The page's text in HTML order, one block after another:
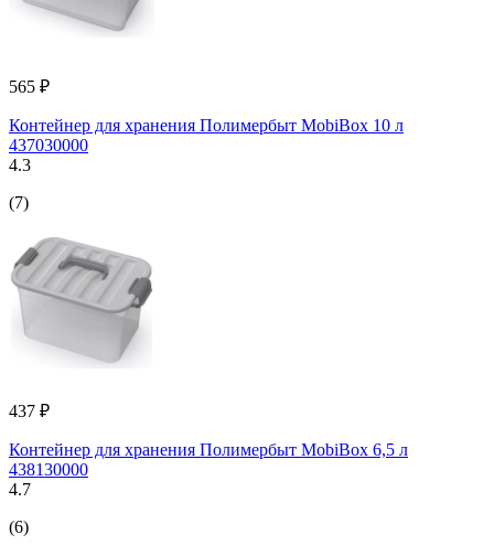
565 ₽
Контейнер для хранения Полимербыт MobiBox 10 л
437030000
4.3
(7)
437 ₽
Контейнер для хранения Полимербыт MobiBox 6,5 л
438130000
4.7
(6)